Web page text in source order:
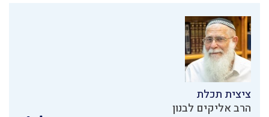
ציצית תכלת
הרב אליקים לבנון